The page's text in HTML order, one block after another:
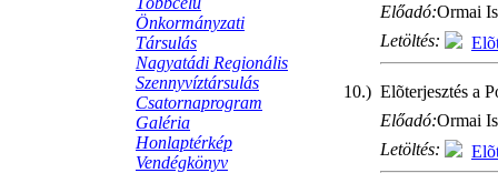
Önkormányzati
Társulás
Nagyatádi Regionális
Szennyvíztársulás
Csatornaprogram
Galéria
Honlaptérkép
Vendégkönyv
Előadó:Ormai
Letöltés:
10.) Elõterjesztés a
Előadó:Ormai
Letöltés: